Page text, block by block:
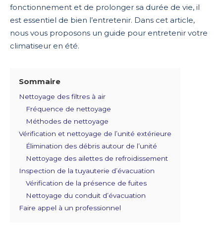
fonctionnement et de prolonger sa durée de vie, il
est essentiel de bien l’entretenir. Dans cet article,
nous vous proposons un guide pour entretenir votre
climatiseur en été.
Sommaire
Nettoyage des filtres à air
Fréquence de nettoyage
Méthodes de nettoyage
Vérification et nettoyage de l’unité extérieure
Élimination des débris autour de l’unité
Nettoyage des ailettes de refroidissement
Inspection de la tuyauterie d’évacuation
Vérification de la présence de fuites
Nettoyage du conduit d’évacuation
Faire appel à un professionnel